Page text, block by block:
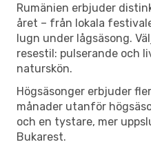
Rumänien erbjuder
året – från lokala
lugn under lågsäsong.
resestil: pulserande och
naturskön.
Högsäsonger erbjuder
månader utanför
och en tystare, mer
Bukarest.